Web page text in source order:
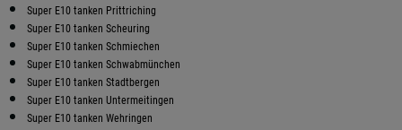
Super E10 tanken Prittriching
Super E10 tanken Scheuring
Super E10 tanken Schmiechen
Super E10 tanken Schwabmünchen
Super E10 tanken Stadtbergen
Super E10 tanken Untermeitingen
Super E10 tanken Wehringen